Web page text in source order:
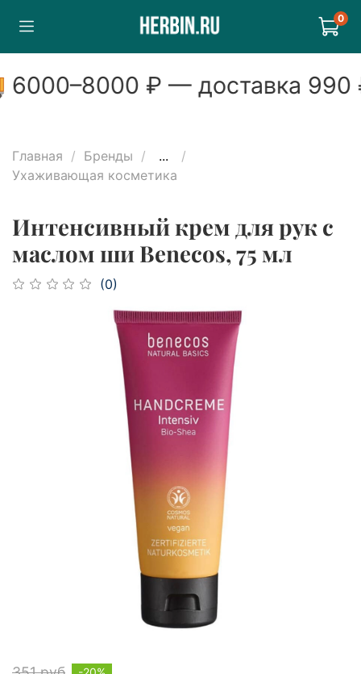
0
6000–8000₽ — доставка990
Главная Бренды
...
Ухаживающая косметика
Интенсивный крем для рук с
маслом ши Benecos, 75 мл
(0)